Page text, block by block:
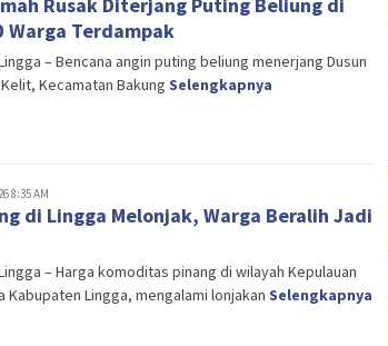
Warga Terdampak
Lingga – Bencana angin puting beliung menerjang Dusun
Kecamatan Bakung Selengkapnya
8:35 AM
di Lingga Melonjak, Warga Beralih Jadi
Lingga – Harga komoditas pinang di wilayah Kepulauan
Kabupaten Lingga, mengalami lonjakan Selengkapnya